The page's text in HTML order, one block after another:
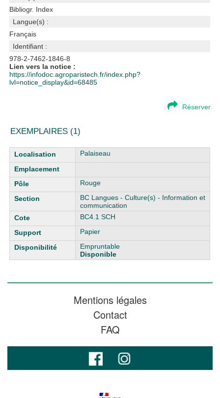
Bibliogr. Index
Langue(s) :
Français
Identifiant :
978-2-7462-1846-8
Lien vers la notice :
https://infodoc.agroparistech.fr/index.php?
lvl=notice_display&id=68485
Réserver
EXEMPLAIRES (1)
Liste des exemplaires Palaiseau
Rouge
BC Langues - Culture(s) - Information et
communication
BC4.1 SCH
Papier
Empruntable
Disponible
Mentions légales
Contact
FAQ